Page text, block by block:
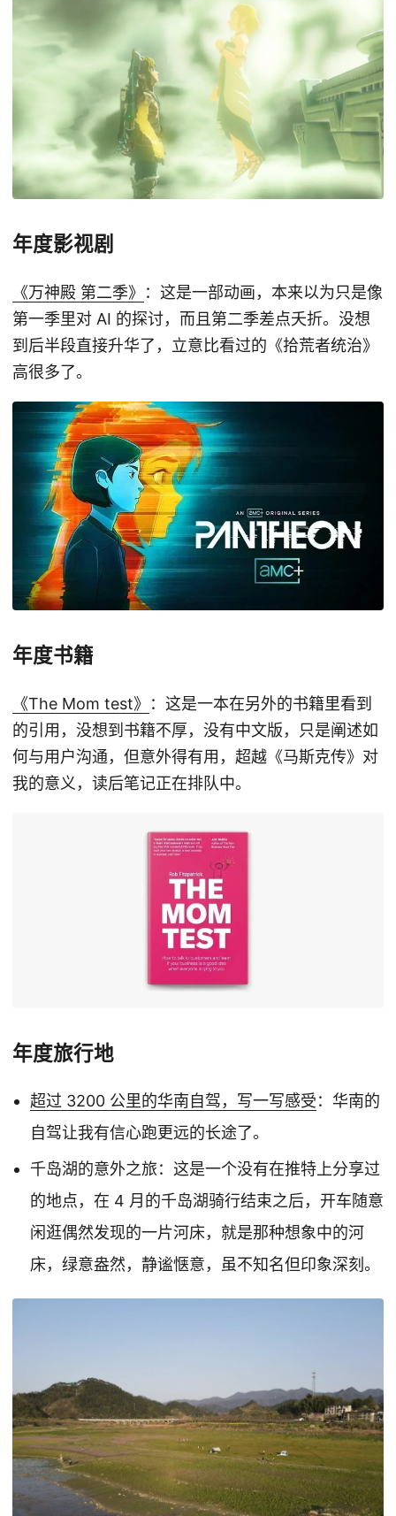
年度影视剧
《万神殿 第二季》 ：这是一部动画，本来以为只是像
第一季里对 AI 的探讨，而且第二季差点夭折。没想
到后半段直接升华了，立意比看过的《拾荒者统治》
高很多了。
年度书籍
《The Mom test》 ：这是一本在另外的书籍里看到
的引用，没想到书籍不厚，没有中文版，只是阐述如
何与用户沟通，但意外得有用，超越《马斯克传》对
我的意义，读后笔记正在排队中。
年度旅行地
超过 3200 公里的华南自驾，写一写感受：华南的
自驾让我有信心跑更远的长途了。
千岛湖的意外之旅：这是一个没有在推特上分享过
的地点，在 4 月的千岛湖骑行结束之后，开车随意
闲逛偶然发现的一片河床，就是那种想象中的河
床，绿意盎然，静谧惬意，虽不知名但印象深刻。